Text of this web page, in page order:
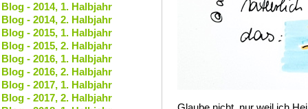
Blog - 2014, 1. Halbjahr
Blog - 2014, 2. Halbjahr
Blog - 2015, 1. Halbjahr
Blog - 2015, 2. Halbjahr
Blog - 2016, 1. Halbjahr
Blog - 2016, 2. Halbjahr
Blog - 2017, 1. Halbjahr
Blog - 2017, 2. Halbjahr